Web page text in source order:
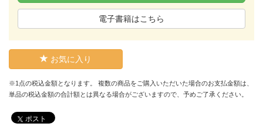
電子書籍はこちら
お気に入り
※1点の税込金額となります。 複数の商品をご購入いただいた場合のお支払金額は、
単品の税込金額の合計額とは異なる場合がございますので、予めご了承ください。
ポスト